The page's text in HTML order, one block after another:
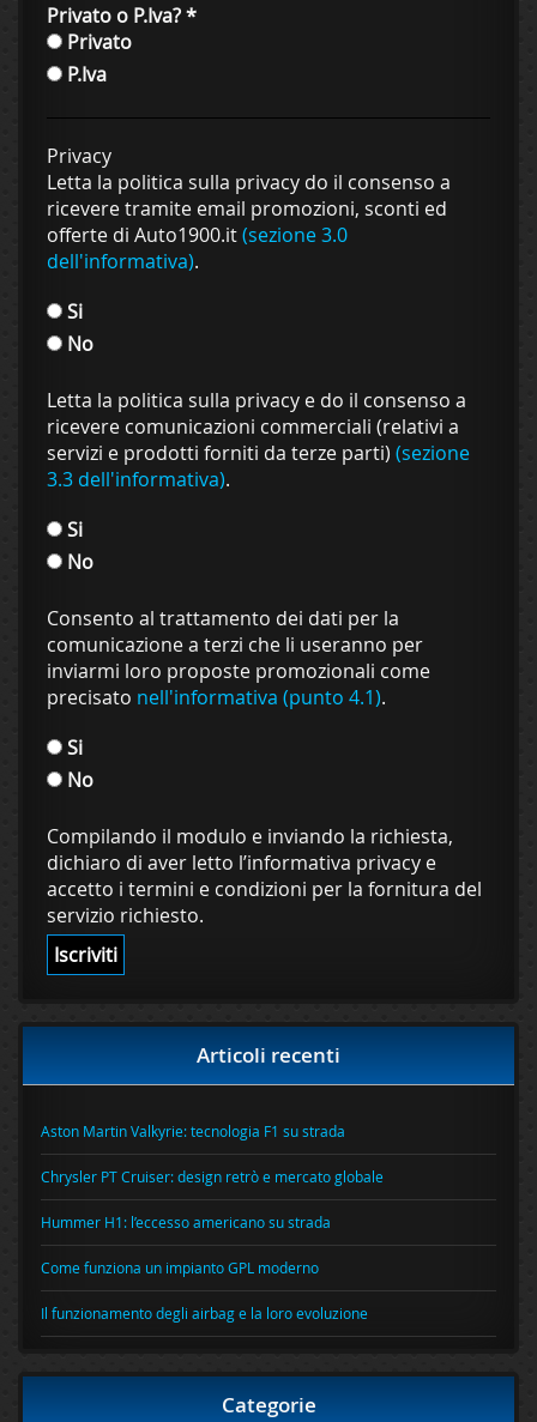
Privato o P.Iva?*
Privato
P.Iva
Privacy
Letta la politica sulla privacy do il consenso a
ricevere tramite email promozioni, sconti ed
offerte di Auto1900.it(sezione 3.0
dell'informativa).
Si
No
Letta la politica sulla privacy e do il consenso a
ricevere comunicazioni commerciali (relativi a
servizi e prodotti forniti da terze parti) (sezione
3.3 dell'informativa).
Si
No
Consento al trattamento dei dati per la
comunicazione a terzi che li useranno per
inviarmi loro proposte promozionali come
precisato nell'informativa (punto 4.1).
Si
No
Compilando il modulo e inviando la richiesta,
dichiaro di aver letto l’informativa privacy e
accetto i termini e condizioni per la fornitura del
servizio richiesto.
Articoli recenti
Aston Martin Valkyrie: tecnologia F1 su strada
Chrysler PT Cruiser: design retrò e mercato globale
Hummer H1: l’eccesso americano su strada
Come funziona un impianto GPL moderno
Il funzionamento degli airbag e la loro evoluzione
Categorie